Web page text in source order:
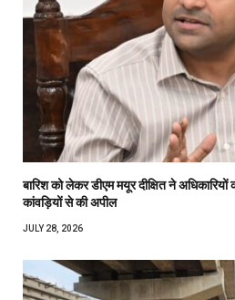
बारिश को लेकर डीएम मयूर दीक्षित ने अधिकारियों
कांवड़ियों से की अपील
JULY 28, 2026